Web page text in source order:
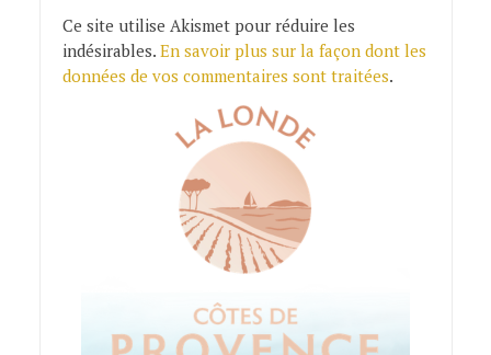
Ce site utilise Akismet pour réduire les
indésirables. En savoir plus sur la façon dont les
données de vos commentaires sont traitées.